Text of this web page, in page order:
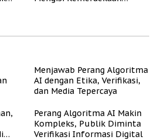
Menjawab Perang Algoritma
AI dengan Etika, Verifikasi,
dan Media Tepercaya
Perang Algoritma AI Makin
Kompleks, Publik Diminta
Verifikasi Informasi Digital